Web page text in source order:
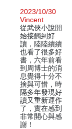
2023/10/30
Vincent
從武俠小說開
始接觸到好
讀，陸陸續續
也看了很多好
書，六年前看
到周博士的消
息覺得十分不
捨與可惜，時
隔多年發現好
讀又重新運作
了，實在感到
非常開心與感
謝！